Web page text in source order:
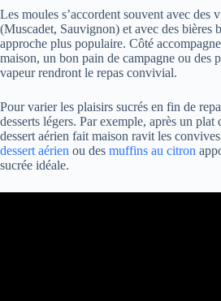
Les moules s’accordent souvent avec des
(Muscadet, Sauvignon) et avec des bières
approche plus populaire. Côté
maison, un bon pain de campagne ou des
vapeur rendront le repas convivial.
Pour varier les plaisirs sucrés en fin de
desserts légers. Par exemple, après un plat
dessert aérien fait maison ravit les
dessert aérien ou des muffins au citron
sucrée idéale.